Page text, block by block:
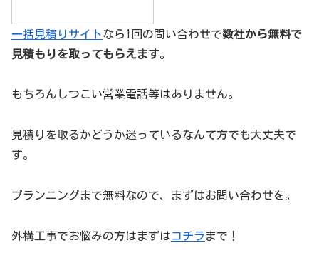
一括見積りサイトなら1回の問い合わせで数社から無料で
見積もりを取ってもらえます。
もちろんしつこい営業電話等はありません。
見積りを取るかどうか迷っているなんて方でも大丈夫で
す。
プランニングまで無料なので、まずはお問い合わせを。
外構工事でお悩みの方はまずはコチラ まで！